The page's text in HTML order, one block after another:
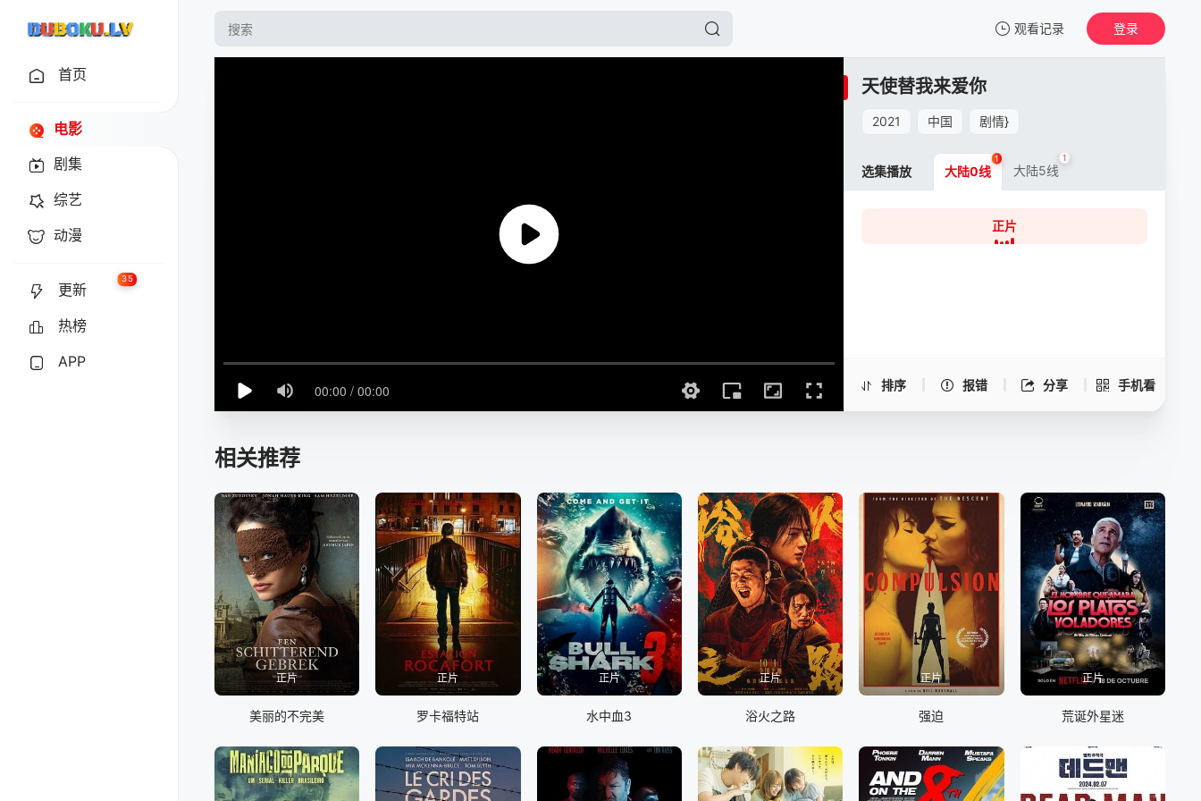
观看记录
我的观影记录
登录
首页
电影
剧集
综艺
动漫
更新
35
热榜
APP
天使替我来爱你
2021 中国 剧情}
排序 报错 分享 手机看
天使替我来爱你 -正片
选集播放 大陆0线
1
大陆5线
1
正片
相关推荐
正片
美丽的不完美
正片
罗卡福特站
正片
水中血3
正片
浴火之路
正片
强迫
正片
荒诞外星迷